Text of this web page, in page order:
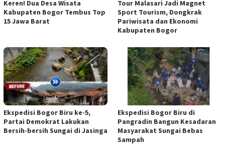
Keren! Dua Desa Wisata
Kabupaten Bogor Tembus Top
15 Jawa Barat
Tour Malasari Jadi Magnet
Sport Tourism, Dongkrak
Pariwisata dan Ekonomi
Kabupaten Bogor
Ekspedisi Bogor Biru ke-5,
Partai Demokrat Lakukan
Bersih-bersih Sungai di Jasinga
Ekspedisi Bogor Biru di
Pangradin Bangun Kesadaran
Masyarakat Sungai Bebas
Sampah